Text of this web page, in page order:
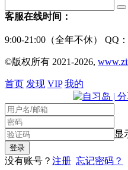
客服在线时间：
9:00-21:00（全年不休） QQ
©版权所有 2021-2026,
首页 发现 VIP 我的
显
没有账号？ 注册 忘记密码？